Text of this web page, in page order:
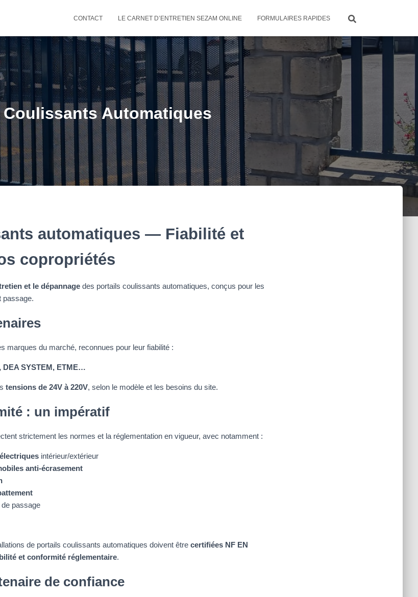
CONTACT LE CARNET D’ENTRETIEN SEZAM ONLINE FORMULAIRES RAPIDES
Automatiques
automatiques — Fiabilité et
copropriétés
et le dépannage des portails coulissants automatiques, conçus pour les
passage.
marques du marché, reconnues pour leur fiabilité :
DEA SYSTEM, ETME…
tensions de 24V à 220V, selon le modèle et les besoins du site.
: un impératif
strictement les normes et la réglementation en vigueur, avec notamment :
intérieur/extérieur
anti-écrasement
passage
de portails coulissants automatiques doivent être certifiées NF EN
et conformité réglementaire.
de confiance